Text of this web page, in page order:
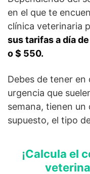
en el que te
clínica veterinaria
sus tarifas a día
o $ 550.
Debes de tener
urgencia que
semana, tienen
supuesto, el tipo
¡Calcula el